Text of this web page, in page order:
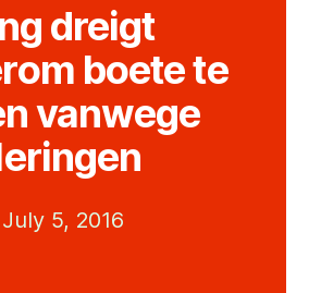
dreigt
boete te
vanwege
5, 2016